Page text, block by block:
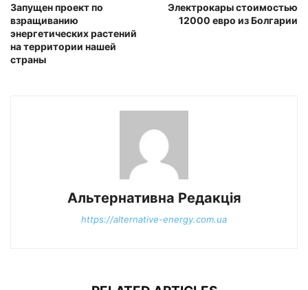
Запущен проект по
взращиванию
энергетических растений
на территории нашей
страны
Электрокары стоимостью
12000 евро из Болгарии
Альтернативна Редакція
https://alternative-energy.com.ua